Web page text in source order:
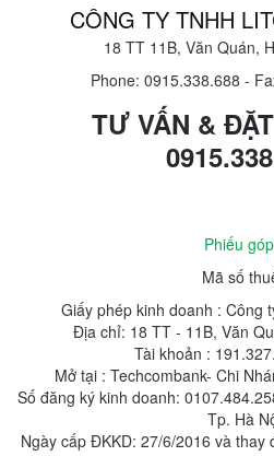
CÔNG TY TNHH
18 TT 11B, Văn Quán,
Phone: 0915.338.688 -
TƯ VẤN &
Phiếu
Mã số
Giấy phép kinh doanh : Công
Địa chỉ: 18 TT - 11B, Văn
Tài khoản :
Mở tại : Techcombank- Chi
Số đăng ký kinh doanh:
Tp. Hà
Ngày cấp ĐKKD: 27/6/2016 và